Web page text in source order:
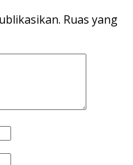
Ruas yang